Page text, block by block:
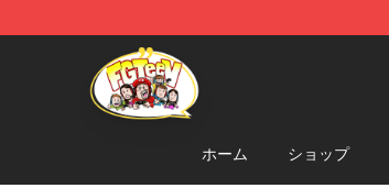
FGTeeV Merchandise Shop
ホーム ショップ